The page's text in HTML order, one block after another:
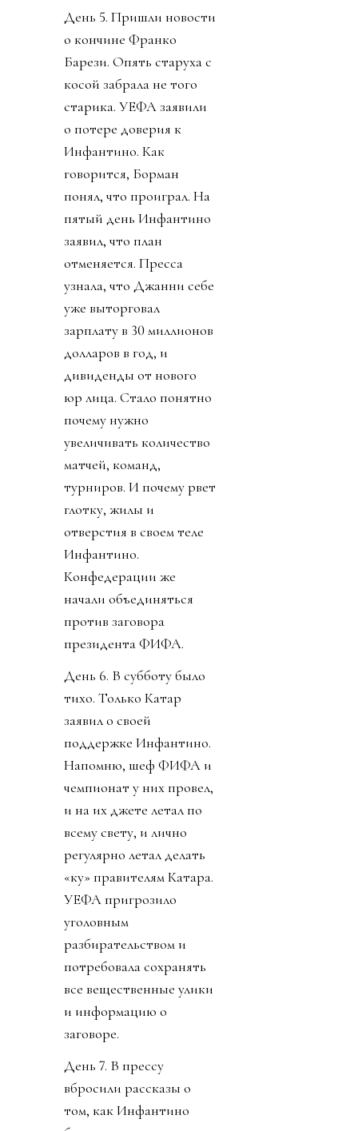
День 5. Пришли новости
о кончине Франко
Барези. Опять старуха с
косой забрала не того
старика. УЕФА заявили
о потере доверия к
Инфантино. Как
говорится, Борман
понял, что проиграл. На
пятый день Инфантино
заявил, что план
отменяется. Пресса
узнала, что Джанни себе
уже выторговал
зарплату в 30 миллионов
долларов в год, и
дивиденды от нового
юр лица. Стало понятно
почему нужно
увеличивать количество
матчей, команд,
турниров. И почему рвет
глотку, жилы и
отверстия в своем теле
Инфантино.
Конфедерации же
начали объединяться
против заговора
президента ФИФА.
День 6. В субботу было
тихо. Только Катар
заявил о своей
поддержке Инфантино.
Напомню, шеф ФИФА и
чемпионат у них провел,
и на их джете летал по
всему свету, и лично
регулярно летал делать
«ку» правителям Катара.
УЕФА пригрозило
уголовным
разбирательством и
потребовала сохранять
все вещественные улики
и информацию о
заговоре.
День 7. В прессу
вбросили рассказы о
том, как Инфантино